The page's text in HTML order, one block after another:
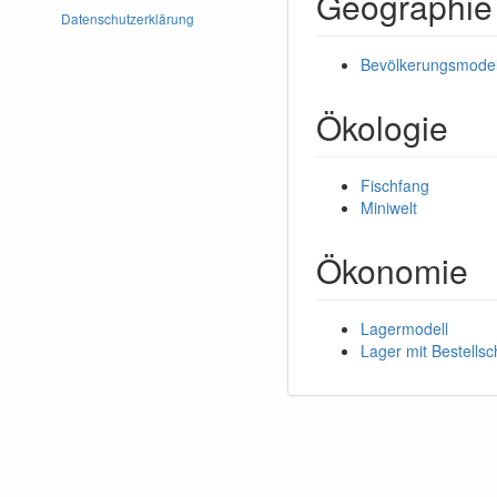
Datenschutzerklärung
Ökologie
Fischfang
Miniwelt
Ökonomie
Lagermodell
Lager mit